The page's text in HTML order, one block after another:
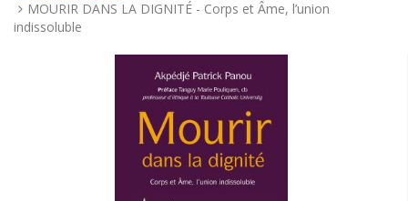
sind
hier:
MOURIR DANS LA DIGNITÉ - Corps et Âme, l’union
indissoluble